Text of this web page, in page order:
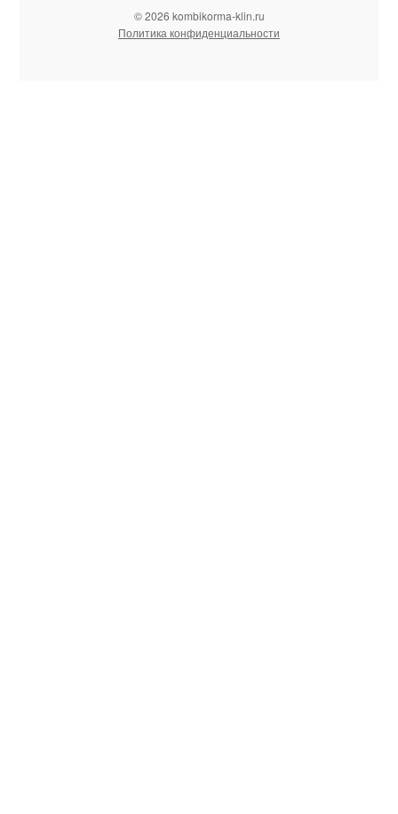
© 2026 kombikorma-klin.ru
Политика конфиденциальности